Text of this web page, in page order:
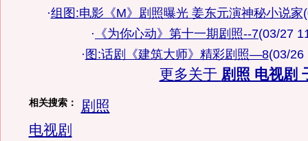
·组图:电影《M》剧照曝光 姜东元演神秘小说家
· 《为你心动》第十一期剧照--7(03/27
·图:话剧《建筑大师》精彩剧照—8(03/26
更多关于 剧照 电视剧
相关搜索：
剧照
电视剧